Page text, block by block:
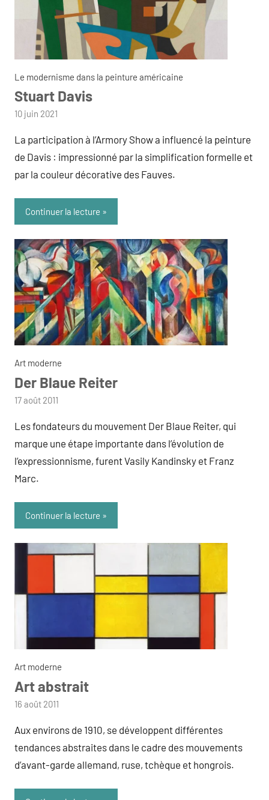
Le modernisme dans la peinture américaine
Stuart Davis
par
10 juin 2021
La participation à l’Armory Show a influencé la peinture
de Davis : impressionné par la simplification formelle et
par la couleur décorative des Fauves.
Continuer la lecture
Art moderne
Der Blaue Reiter
par
17 août 2011
Les fondateurs du mouvement Der Blaue Reiter, qui
marque une étape importante dans l’évolution de
l’expressionnisme, furent Vasily Kandinsky et Franz
Marc.
Continuer la lecture
Art moderne
Art abstrait
par
16 août 2011
Aux environs de 1910, se développent différentes
tendances abstraites dans le cadre des mouvements
d’avant-garde allemand, ruse, tchèque et hongrois.